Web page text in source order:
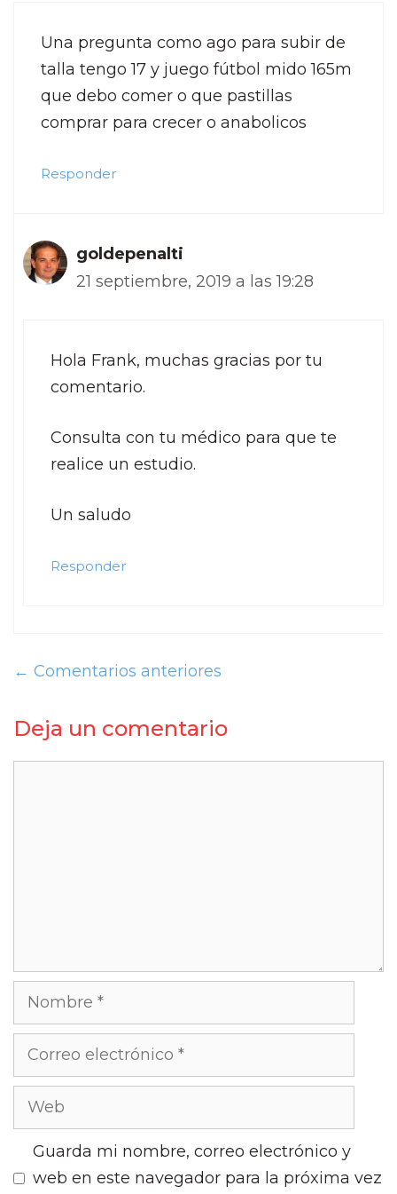
Una pregunta como ago para subir de
talla tengo 17 y juego fútbol mido 165m
que debo comer o que pastillas
comprar para crecer o anabolicos
Responder
goldepenalti
21 septiembre, 2019 a las 19:28
Hola Frank, muchas gracias por tu
comentario.
Consulta con tu médico para que te
realice un estudio.
Un saludo
Responder
← Comentarios anteriores
Deja un comentario
Guarda mi nombre, correo electrónico y
web en este navegador para la próxima vez